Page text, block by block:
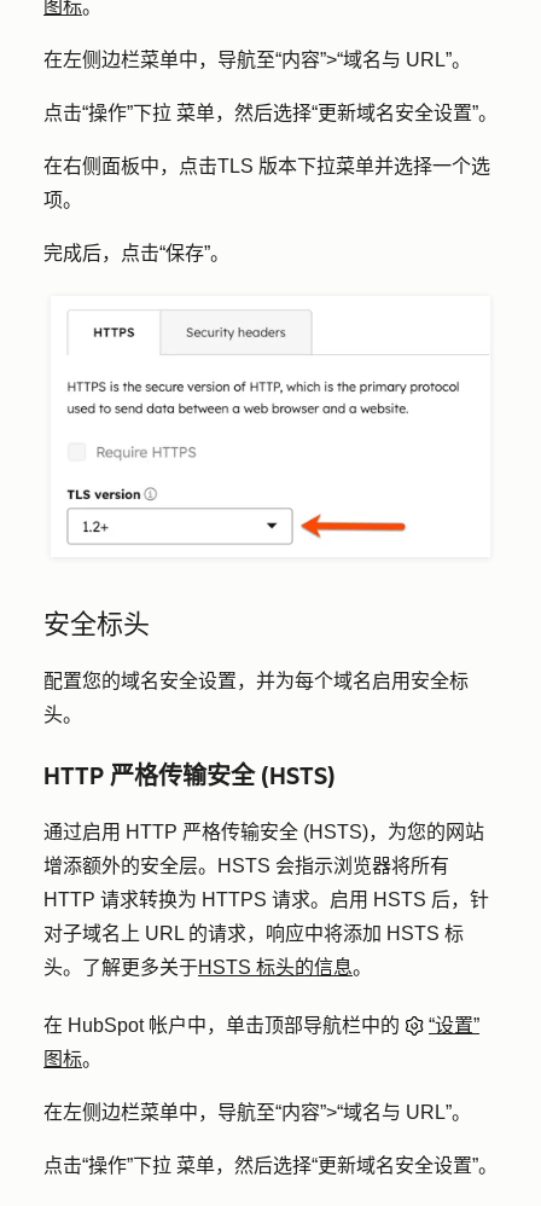
图标。
在左侧边栏菜单中，导航至“内容”>“域名与 URL”。
点击“操作”下拉 菜单，然后选择“更新域名安全设置”。
在右侧面板中，点击TLS 版本 下拉菜单并选择一个选
项。
完成后，点击“保存”。
安全标头
配置您的域名安全设置，并为每个域名启用安全标
头。
HTTP 严格传输安全 (HSTS)
通过启用 HTTP 严格传输安全 (HSTS)，为您的网站
增添额外的安全层。HSTS 会指示浏览器将所有
HTTP 请求转换为 HTTPS 请求。启用 HSTS 后，针
对子域名上 URL 的请求，响应中将添加 HSTS 标
头。了解更多关于HSTS 标头的信息。
在 HubSpot 帐户中，单击顶部导航栏中的
“设置”
图标。
在左侧边栏菜单中，导航至“内容”>“域名与 URL”。
点击“操作”下拉 菜单，然后选择“更新域名安全设置”。